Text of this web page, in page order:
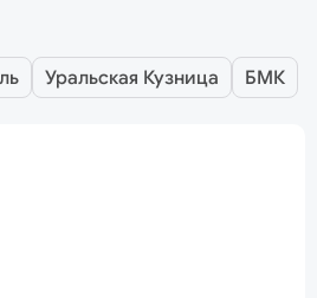
Уральская Кузница БМК